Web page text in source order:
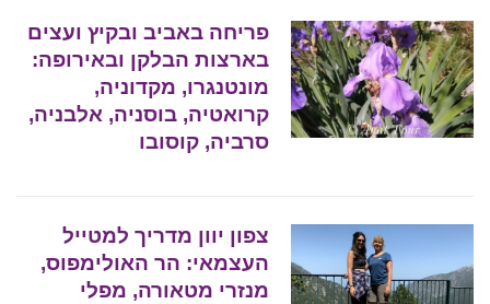
פריחה באביב ובקיץ ועצים
בארצות הבלקן ובאירופה:
מונטנגרו, מקדוניה,
קרואטיה, בוסניה, אלבניה,
סרביה, קוסובו
צפון יוון מדריך למטייל
העצמאי: הר האולימפוס,
מנזרי מטאורה, מפלי